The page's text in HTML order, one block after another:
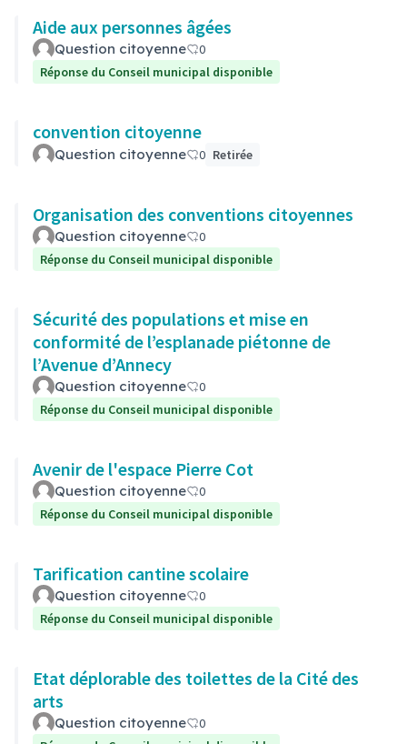
Aide aux personnes âgées
Question citoyenne
0
Réponse du Conseil municipal disponible
convention citoyenne
Question citoyenne 0 Retirée
Organisation des conventions citoyennes
Question citoyenne
0
Réponse du Conseil municipal disponible
Sécurité des populations et mise en
conformité de l’esplanade piétonne de
l’Avenue d’Annecy
Question citoyenne
0
Réponse du Conseil municipal disponible
Avenir de l'espace Pierre Cot
Question citoyenne
0
Réponse du Conseil municipal disponible
Tarification cantine scolaire
Question citoyenne
0
Réponse du Conseil municipal disponible
Etat déplorable des toilettes de la Cité des
arts
Question citoyenne
0